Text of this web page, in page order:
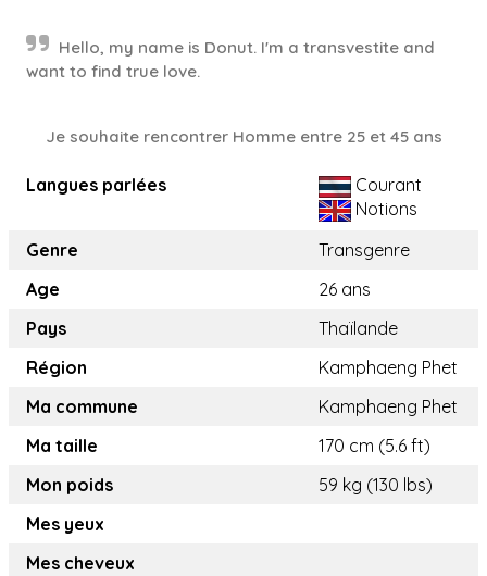
Hello, my name is Donut. I'm a transvestite and
want to find true love.
Je souhaite rencontrer Homme entre 25 et 45 ans
Langues parlées
Courant
Notions
Genre
Transgenre
Age
26 ans
Pays
Thaïlande
Région
Kamphaeng Phet
Ma commune
Kamphaeng Phet
Ma taille
170 cm (5.6 ft)
Mon poids
59 kg (130 lbs)
Mes yeux
Mes cheveux